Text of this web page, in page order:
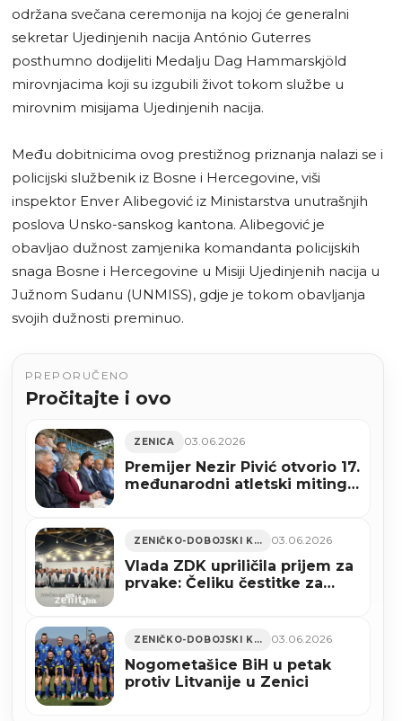
održana svečana ceremonija na kojoj će generalni
sekretar Ujedinjenih nacija António Guterres
posthumno dodijeliti Medalju Dag Hammarskjöld
mirovnjacima koji su izgubili život tokom službe u
mirovnim misijama Ujedinjenih nacija.
Među dobitnicima ovog prestižnog priznanja nalazi se i
policijski službenik iz Bosne i Hercegovine, viši
inspektor Enver Alibegović iz Ministarstva unutrašnjih
poslova Unsko-sanskog kantona. Alibegović je
obavljao dužnost zamjenika komandanta policijskih
snaga Bosne i Hercegovine u Misiji Ujedinjenih nacija u
Južnom Sudanu (UNMISS), gdje je tokom obavljanja
svojih dužnosti preminuo.
PREPORUČENO
Pročitajte i ovo
ZENICA 03.06.2026
Premijer Nezir Pivić otvorio 17.
međunarodni atletski miting
ZENIČKO-DOBOJSKI KANTON 03.06.2026
Vlada ZDK upriličila prijem za
prvake: Čeliku čestitke za
ZENIČKO-DOBOJSKI KANTON 03.06.2026
Nogometašice BiH u petak
protiv Litvanije u Zenici